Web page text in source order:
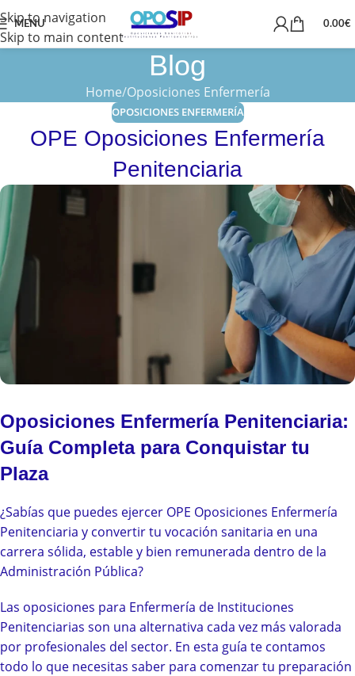
Skip to navigation
Skip to main content
MENU 0.00€
Blog
Home Oposiciones Enfermería
OPOSICIONES ENFERMERÍA
OPE Oposiciones Enfermería
Penitenciaria
Oposiciones Enfermería Penitenciaria:
Guía Completa para Conquistar tu
Plaza
¿Sabías que puedes ejercer OPE Oposiciones Enfermería
Penitenciaria y convertir tu vocación sanitaria en una
carrera sólida, estable y bien remunerada dentro de la
Administración Pública?
Las oposiciones para Enfermería de Instituciones
Penitenciarias son una alternativa cada vez más valorada
por profesionales del sector. En esta guía te contamos
todo lo que necesitas saber para comenzar tu preparación